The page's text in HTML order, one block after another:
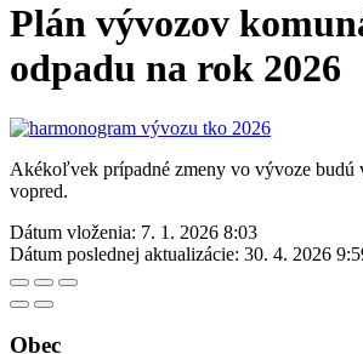
Plán vývozov
odpadu na rok 2026
Akékoľvek prípadné zmeny vo vývoze budú
vopred.
Dátum vloženia: 7. 1. 2026 8:03
Dátum poslednej aktualizácie: 30. 4. 2026
Obec